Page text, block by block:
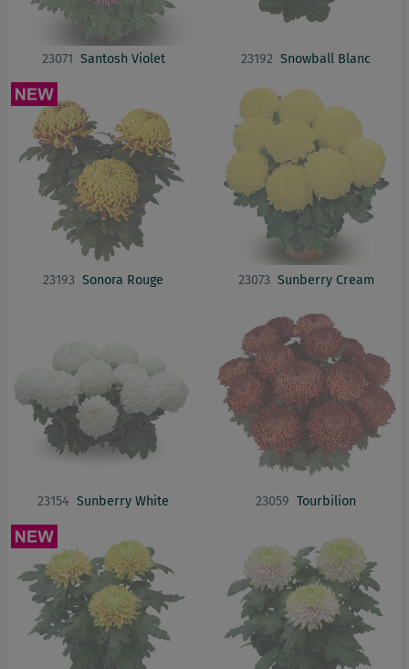
23071 Santosh Violet 23192 Snowball Blanc
23193 Sonora Rouge 23073 Sunberry Cream
23154 Sunberry White 23059 Tourbilion